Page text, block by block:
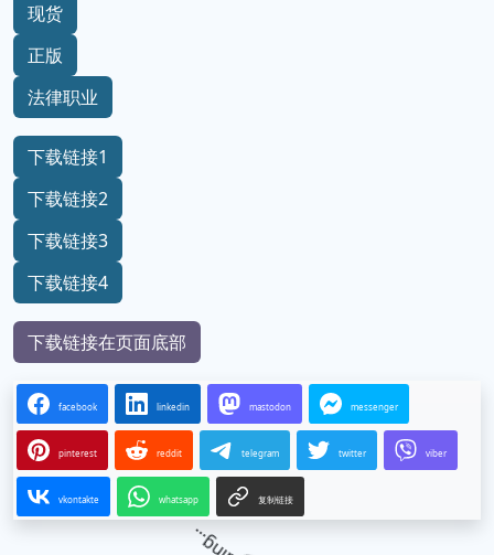
现货
正版
法律职业
下载链接1
下载链接2
下载链接3
下载链接4
下载链接在页面底部
facebook linkedin mastodon messenger
pinterest reddit telegram twitter viber
vkontakte whatsapp 复制链接